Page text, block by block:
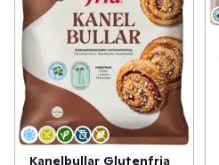
Kanelbullar Glutenfria